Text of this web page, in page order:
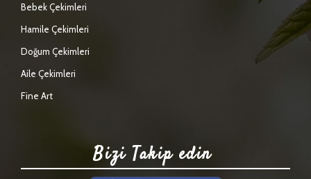
Bebek Çekimleri
Hamile Çekimleri
Doğum Çekimleri
Aile Çekimleri
Fine Art
Bizi Takip edin